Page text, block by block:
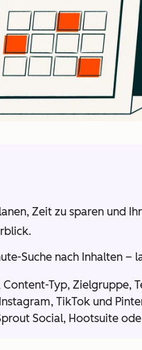
Zeit zu sparen und
Suche nach Inhalten
Typ, Zielgruppe,
TikTok und
Social, Hootsuite